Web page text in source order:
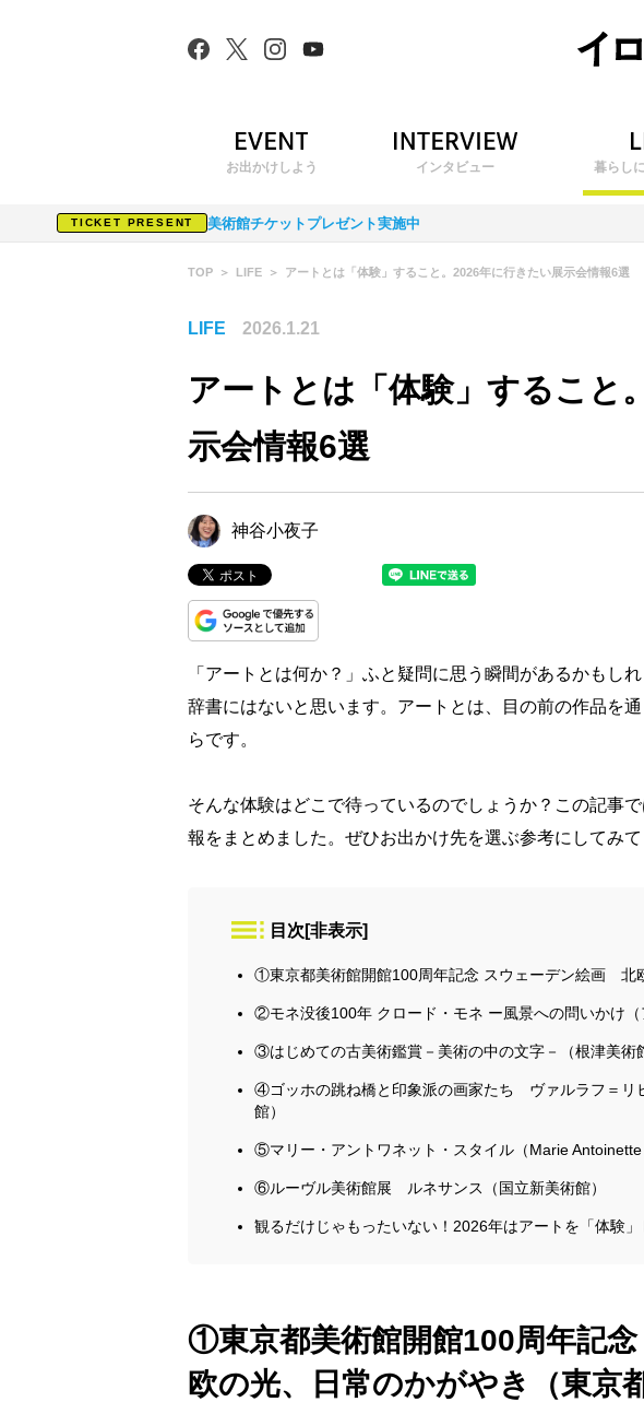
お出かけしよう インタビュー 暮らし
TICKET PRESENT 美術館チケットプレゼント実施中
TOP LIFE アートとは「体験」すること。2026年に行きたい展示会情報6選
LIFE 2026.1.21
アートとは「体験」すること
示会情報6選
神谷小夜子
「アートとは何か？」ふと疑問に思う瞬間があるかもし
辞書にはないと思います。アートとは、目の前の作品を
らです。
そんな体験はどこで待っているのでしょうか？この記事
報をまとめました。ぜひお出かけ先を選ぶ参考にしてみて
目次 [非表示]
①東京都美術館開館100周年記念 スウェーデン絵画 北
②モネ没後100年 クロード・モネ ー風景への問いかけ（
③はじめての古美術鑑賞－美術の中の文字－（根津美術
④ゴッホの跳ね橋と印象派の画家たち ヴァルラフ＝リ
館）
⑤マリー・アントワネット・スタイル（Marie Antoinette
⑥ルーヴル美術館展 ルネサンス（国立新美術館）
観るだけじゃもったいない！2026年はアートを「体験」
①東京都美術館開館100周年記
欧の光、日常のかがやき（東京